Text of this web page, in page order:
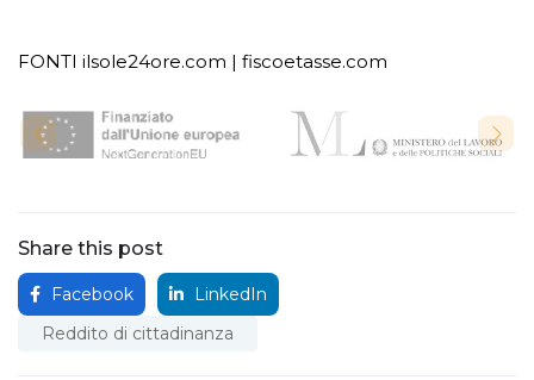
FONTI ilsole24ore.com | fiscoetasse.com
Share this post
Facebook
LinkedIn
Reddito di cittadinanza